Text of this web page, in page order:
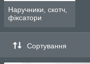
Наручники, скотч,
фіксатори
Сортування